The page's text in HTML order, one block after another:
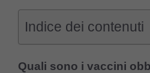
Indice dei contenuti
Quali sono i vaccini